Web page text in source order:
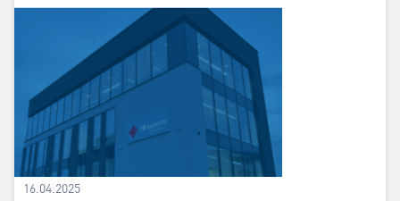
16.04.2025